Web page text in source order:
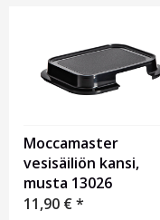
Moccamaster
vesisäiliön kansi,
musta 13026
11,90 €*